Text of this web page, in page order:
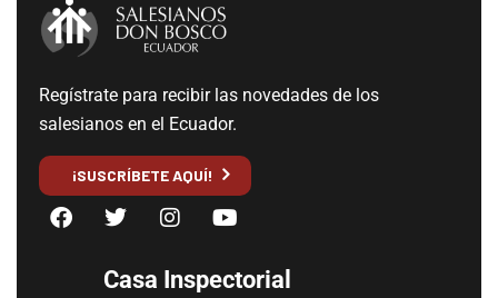
Regístrate para recibir las novedades de los
salesianos en el Ecuador.
¡SUSCRÍBETE AQUÍ!
Casa Inspectorial